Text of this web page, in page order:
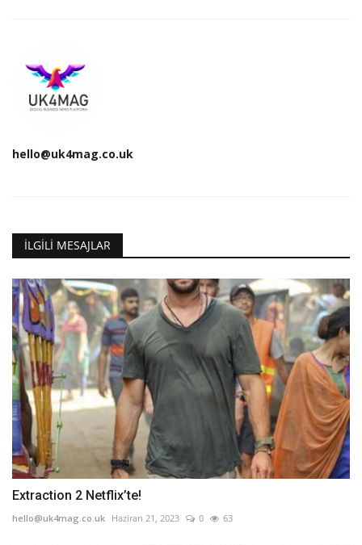
hello@uk4mag.co.uk
İLGILI MESAJLAR
Extraction 2 Netflix’te!
hello@uk4mag.co.uk Haziran 21, 2023 0 63